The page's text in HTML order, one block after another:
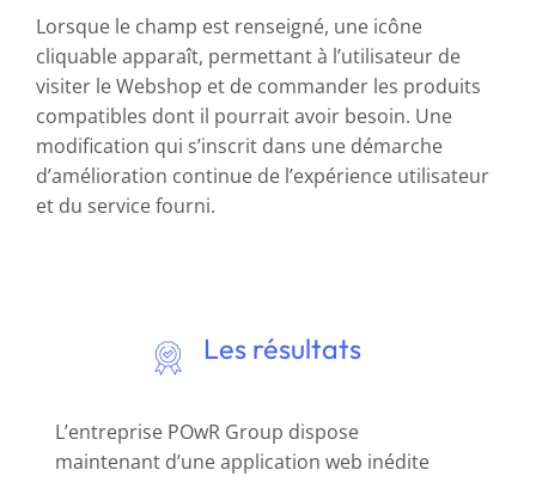
Lorsque le champ est renseigné, une icône
cliquable apparaît, permettant à l’utilisateur de
visiter le Webshop et de commander les produits
compatibles dont il pourrait avoir besoin. Une
modification qui s’inscrit dans une démarche
d’amélioration continue de l’expérience utilisateur
et du service fourni.
Les résultats
L’entreprise POwR Group dispose
maintenant d’une application web inédite